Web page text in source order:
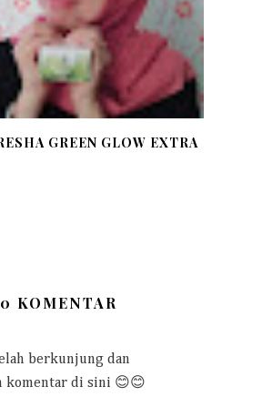
GREEN GLOW EXTRA
0 KOMENTAR
berkunjung dan
komentar di sini 😊😊